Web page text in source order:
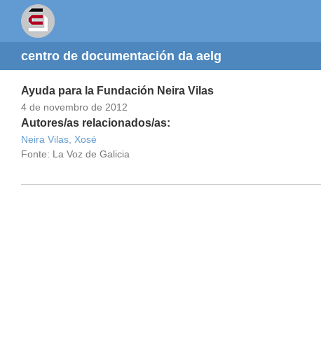
centro de documentación da aelg
Ayuda para la Fundación Neira Vilas
4 de novembro de 2012
Autores/as relacionados/as:
Neira Vilas, Xosé
Fonte: La Voz de Galicia